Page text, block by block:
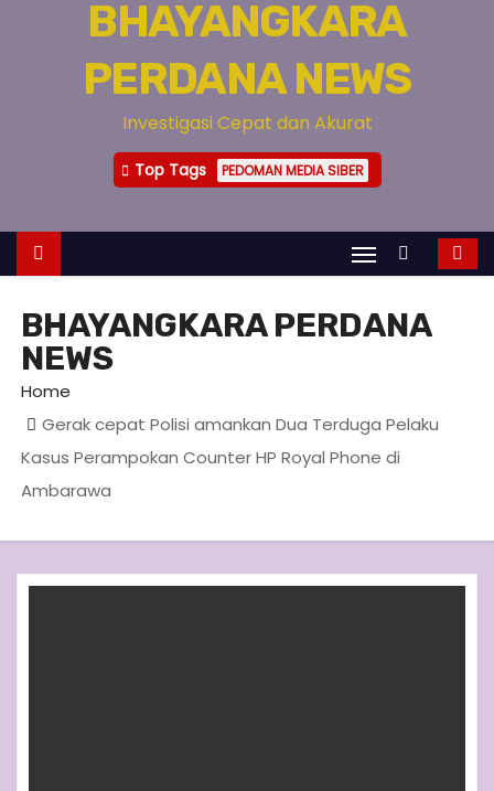
BHAYANGKARA
PERDANA NEWS
Investigasi Cepat dan Akurat
Top Tags PEDOMAN MEDIA SIBER
BHAYANGKARA PERDANA
NEWS
Home
Gerak cepat Polisi amankan Dua Terduga Pelaku
Kasus Perampokan Counter HP Royal Phone di
Ambarawa